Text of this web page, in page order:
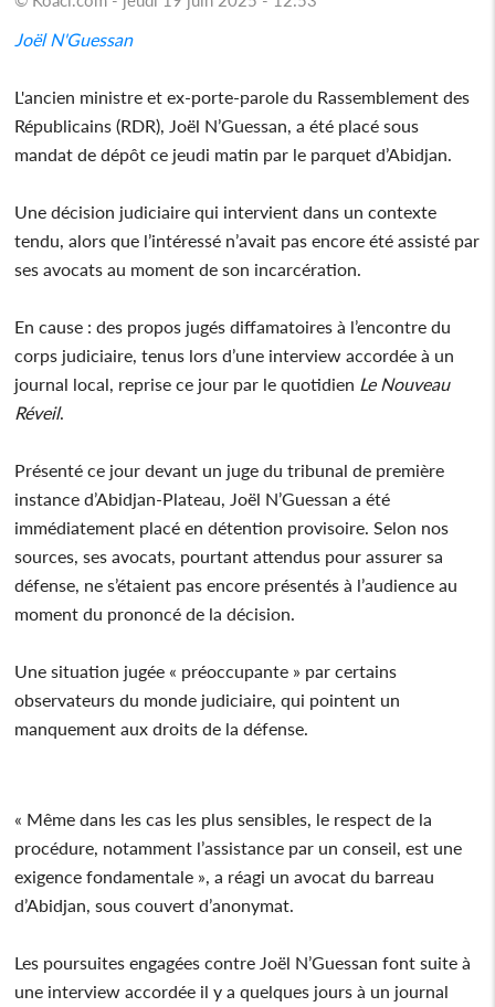
Joël N'Guessan
L'ancien ministre et ex-porte-parole du Rassemblement des
Républicains (RDR), Joël N’Guessan, a été placé sous
mandat de dépôt ce jeudi matin par le parquet d’Abidjan.
Une décision judiciaire qui intervient dans un contexte
tendu, alors que l’intéressé n’avait pas encore été assisté par
ses avocats au moment de son incarcération.
En cause : des propos jugés diffamatoires à l’encontre du
corps judiciaire, tenus lors d’une interview accordée à un
journal local, reprise ce jour par le quotidien Le Nouveau
Réveil.
Présenté ce jour devant un juge du tribunal de première
instance d’Abidjan-Plateau, Joël N’Guessan a été
immédiatement placé en détention provisoire. Selon nos
sources, ses avocats, pourtant attendus pour assurer sa
défense, ne s’étaient pas encore présentés à l’audience au
moment du prononcé de la décision.
Une situation jugée « préoccupante » par certains
observateurs du monde judiciaire, qui pointent un
manquement aux droits de la défense.
« Même dans les cas les plus sensibles, le respect de la
procédure, notamment l’assistance par un conseil, est une
exigence fondamentale », a réagi un avocat du barreau
d’Abidjan, sous couvert d’anonymat.
Les poursuites engagées contre Joël N’Guessan font suite à
une interview accordée il y a quelques jours à un journal